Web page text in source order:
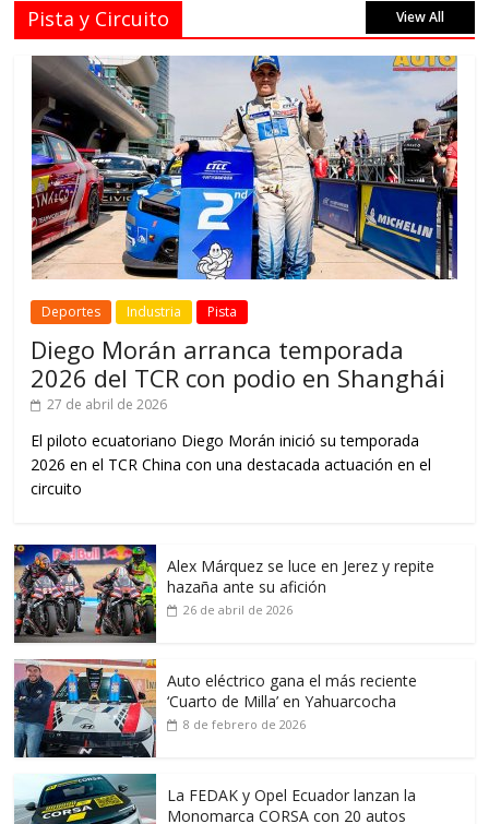
Pista y Circuito View All
Deportes Industria Pista
Diego Morán arranca temporada
2026 del TCR con podio en Shanghái
27 de abril de 2026
El piloto ecuatoriano Diego Morán inició su temporada
2026 en el TCR China con una destacada actuación en el
circuito
Alex Márquez se luce en Jerez y repite
hazaña ante su afición
26 de abril de 2026
Auto eléctrico gana el más reciente
‘Cuarto de Milla’ en Yahuarcocha
8 de febrero de 2026
La FEDAK y Opel Ecuador lanzan la
Monomarca CORSA con 20 autos